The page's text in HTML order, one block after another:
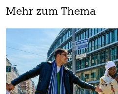
Mehr zum Thema